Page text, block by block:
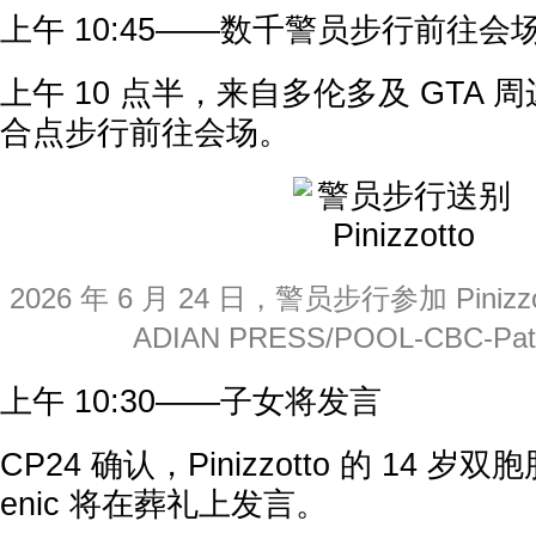
上午 10:45——数千警员步行前往会
上午 10 点半，来自多伦多及 GTA
合点步行前往会场。
2026 年 6 月 24 日，警员步行参加
ADIAN PRESS/POOL-CBC-
上午 10:30——子女将发言
CP24 确认，Pinizzotto 的 14 岁双
enic 将在葬礼上发言。